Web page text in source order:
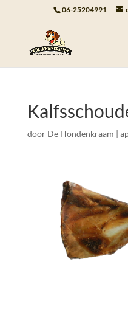
06-25204991
door De Hondenkraam |